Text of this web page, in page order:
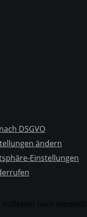
DSGVO
ändern
Einstellungen
nach